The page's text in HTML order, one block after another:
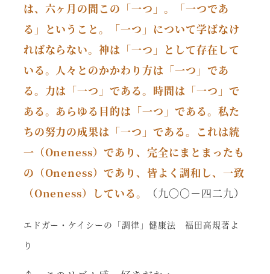
は、六ヶ月の間この「一つ」。「一つであ
る」ということ。「一つ」について学ばなけ
ればならない。神は「一つ」として存在して
いる。人々とのかかわり方は「一つ」であ
る。力は「一つ」である。時間は「一つ」で
ある。あらゆる目的は「一つ」である。私た
ちの努力の成果は「一つ」である。これは統
一（Oneness）であり、完全にまとまったも
の（Oneness）であり、皆よく調和し、一致
（Oneness）している。
（九〇〇－四二九）
エドガー・ケイシーの「調律」健康法 福田高規著よ
り